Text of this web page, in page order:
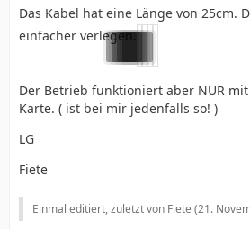
Das Kabel hat eine Länge von 25cm.
einfacher verlegen.
Der Betrieb funktioniert aber NUR
Karte. ( ist bei mir jedenfalls so! )
LG
Fiete
Einmal editiert, zuletzt von Fiete (21.